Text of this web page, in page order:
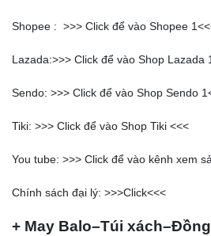
Shopee : >>> Click để vào Shopee 1
Lazada:>>> Click để vào Shop Lazada 1
Sendo: >>> Click để vào Shop Sendo 1
Tiki: >>> Click để vào Shop Tiki <<<
You tube: >>> Click để vào kênh xem
Chính sách đại lý: >>>Click<<<
+ May Balo–Túi